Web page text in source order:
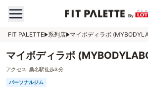
FIT PALETTE 系列店 マイボディラボ
マイボディラボ
アクセス: 桑名駅徒歩3分
パーソナルジム